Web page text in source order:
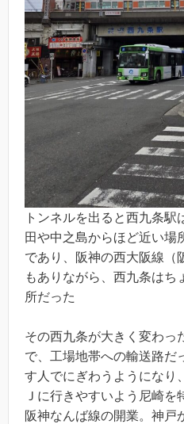
トンネルを出ると西九条
田や中之島からほど近い場
であり、阪神の西大阪線（
もありながら、西九条はち
所だった
その西九条が大きく変わっ
で、工場地帯への輸送路だ
す人でにぎわうようになり
Ｊに行きやすいよう尼崎
阪神なんば線の開業。神戸